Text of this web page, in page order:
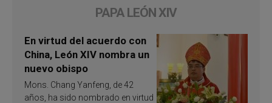
PAPA LEÓN XIV
En virtud del acuerdo con
China, León XIV nombra un
nuevo obispo
Mons. Chang Yanfeng, de 42
años, ha sido nombrado en virtud